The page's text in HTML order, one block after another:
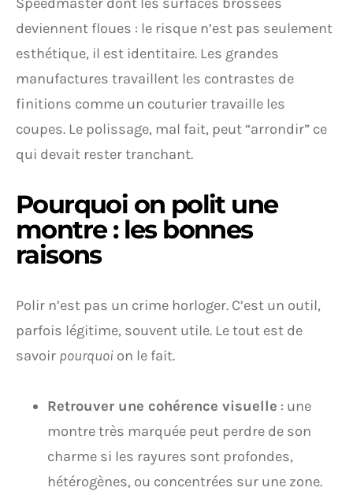
deviennent floues : le risque n’est pas seulement
esthétique, il est identitaire. Les grandes
manufactures travaillent les contrastes de
finitions comme un couturier travaille les
coupes. Le polissage, mal fait, peut “arrondir” ce
qui devait rester tranchant.
Pourquoi on polit une
montre : les bonnes
raisons
Polir n’est pas un crime horloger. C’est un outil,
parfois légitime, souvent utile. Le tout est de
savoir pourquoi on le fait.
Retrouver une cohérence visuelle : une
montre très marquée peut perdre de son
charme si les rayures sont profondes,
hétérogènes, ou concentrées sur une zone.